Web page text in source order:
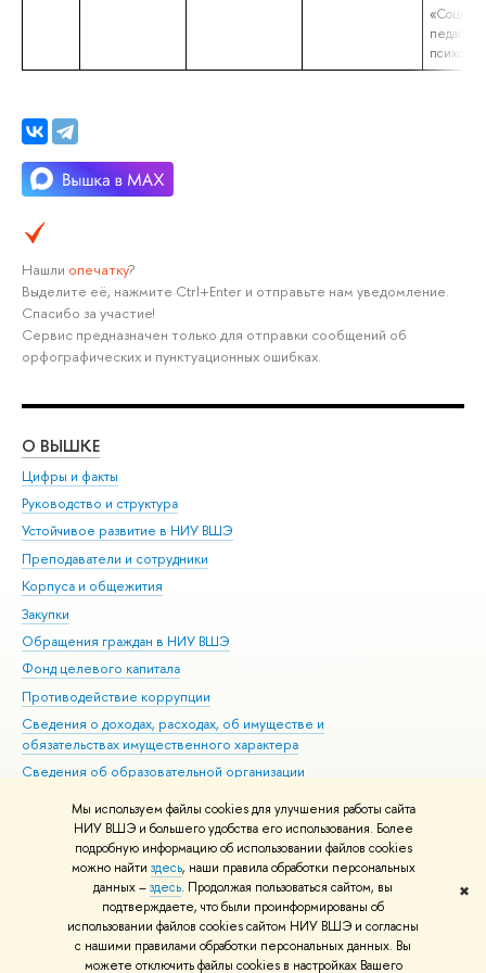
Мы используем файлы cookies для улучшения работы сайта
НИУ ВШЭ и большего удобства его использования. Более
подробную информацию об использовании файлов cookies
можно найти здесь, наши правила обработки персональных
данных –здесь. Продолжая пользоваться сайтом, вы
подтверждаете, что были проинформированы об
использовании файлов cookies сайтом НИУ ВШЭ и согласны
с нашими правилами обработки персональных данных. Вы
можете отключить файлы cookies в настройках Вашего
✖
педагог.
Нашли опечатку?
Выделите её, нажмите Ctrl+Enter и отправьте нам уведомление.
Спасибо за участие!
Сервис предназначен только для отправки сообщений об
орфографических и пунктуационных ошибках.
О ВЫШКЕ
Цифры и факты
Руководство и структура
Устойчивое развитие в НИУ ВШЭ
Преподаватели и сотрудники
Корпуса и общежития
Закупки
Обращения граждан в НИУ ВШЭ
Фонд целевого капитала
Противодействие коррупции
Сведения о доходах, расходах, об имуществе и
обязательствах имущественного характера
Сведения об образовательной организации
Людям с ограниченными возможностями здоровья
Единая платежная страница
Работа в Вышке
© НИУ ВШЭ 1993–2026 Адреса и контакты Условия использования
материалов Политика конфиденциальности Карта сайта
Шрифты HSE Sans и HSE Slab разработаны вШколе дизайна НИУ ВШЭ